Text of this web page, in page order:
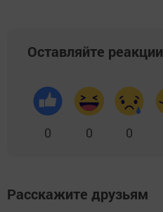
Оставляйте реакции
0 0 0
Расскажите друзьям